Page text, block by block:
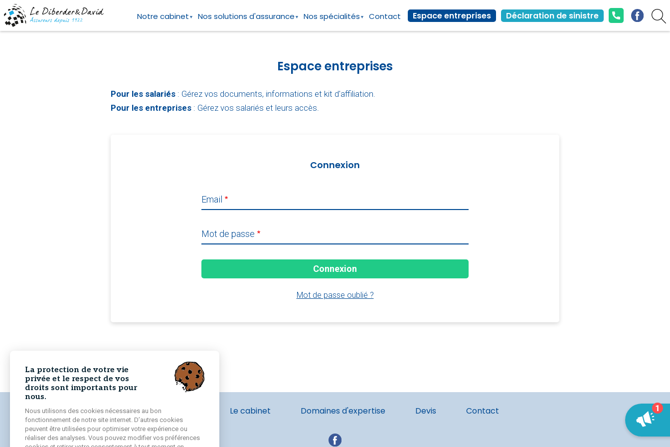
Aller
contenu
principal
Notre cabinet Nos solutions d'assurance Nos spécialités Contact Espace entreprises Déclaration de sinistre
Espace entreprises
Pour les salariés : Gérez vos documents, informations et kit d'affiliation.
Pour les entreprises : Gérez vos salariés et leurs accès.
Connexion
Email
Mot de passe
Mot de passe oublié ?
Le cabinet Domaines d'expertise Devis Contact
Panneau de gestion des cookies
La protection de votre vie
privée et le respect de vos
droits sont importants pour
nous.
Nous utilisons des cookies nécessaires au bon
fonctionnement de notre site internet. D’autres cookies
peuvent être utilisées pour optimiser votre expérience ou
réaliser des analyses. Vous pouvez modifier vos préférences